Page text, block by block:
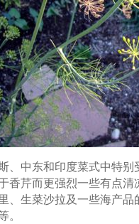
、中东和印度菜式中特
香芹而更强烈一些有点
、生菜沙拉及一些海产
。